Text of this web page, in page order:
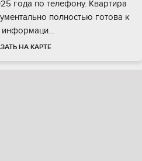
года по телефону. Квартира
полностью готова к
НА КАРТЕ